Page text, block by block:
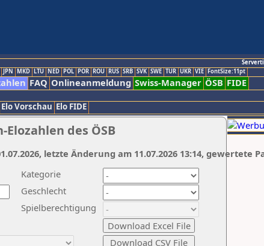
JPN MKD LTU NED POL POR ROU RUS SRB SVK SWE TUR UKR VIE FontSize:11pt
FAQ Onlineanmeldung Swiss-Manager ÖSB FIDE
Elo Vorschau Elo FIDE
des ÖSB
Kategorie
Geschlecht
Spielberechtigung
letzte Änderung am 11.07.2026 13:14, gewertete